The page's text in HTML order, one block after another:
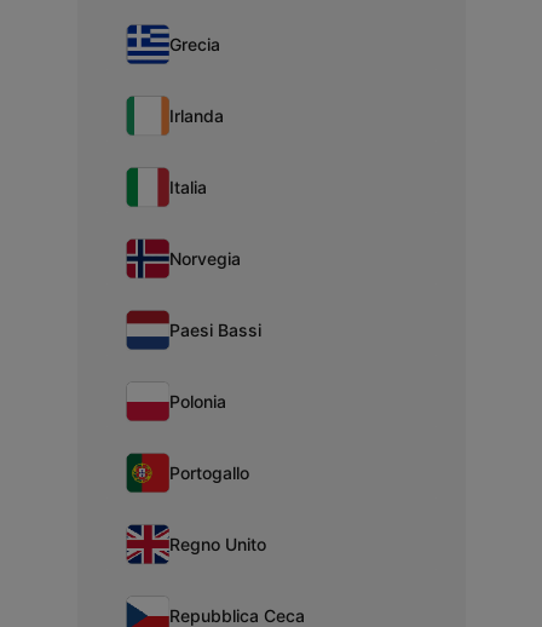
Grecia
Irlanda
Italia
Norvegia
Paesi Bassi
Polonia
Portogallo
Regno Unito
Repubblica Ceca